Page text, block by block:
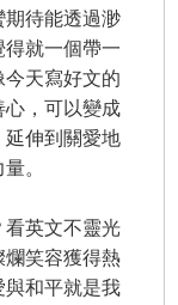
期待能透過渺
就一個帶一
天寫好文的
心，可以變成
延伸到關愛地
。
英文不靈光
爛笑容獲得熱
與和平就是我